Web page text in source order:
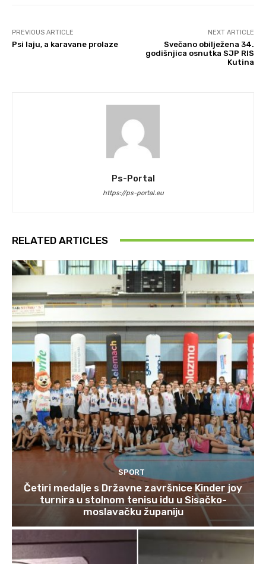
PREVIOUS ARTICLE
Psi laju, a karavane prolaze
NEXT ARTICLE
Svečano obilježena 34.
godišnjica osnutka SJP RIS
Kutina
Ps-Portal
https://ps-portal.eu
RELATED ARTICLES
SPORT
Četiri medalje s Državne završnice Kinder joy
turnira u stolnom tenisu idu u Sisačko-
moslavačku županiju